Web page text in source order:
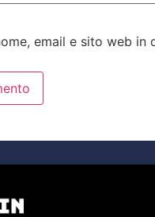
email e sito web